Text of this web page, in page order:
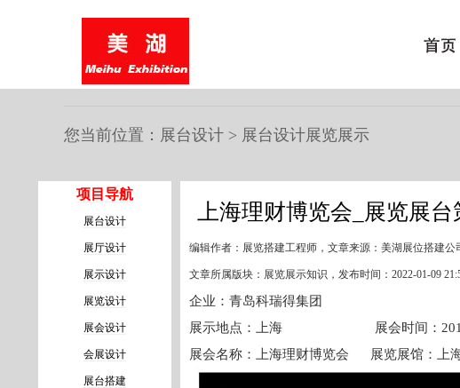
您当前位置： 展台设计 > 展台设计展览展示
项目导航
展台设计
展厅设计
展示设计
展览设计
展会设计
会展设计
展台搭建
上海理财博览会_展览展
编辑作者：展览搭建工程师 ， 文章来源：美湖展位搭建公
文章所属版块：展览展示知识 ， 发布时间：2022-01-09
企业：青岛科瑞得集团
展示地点：上海 展会时间：
展会名称：上海理财博览会 展览展馆